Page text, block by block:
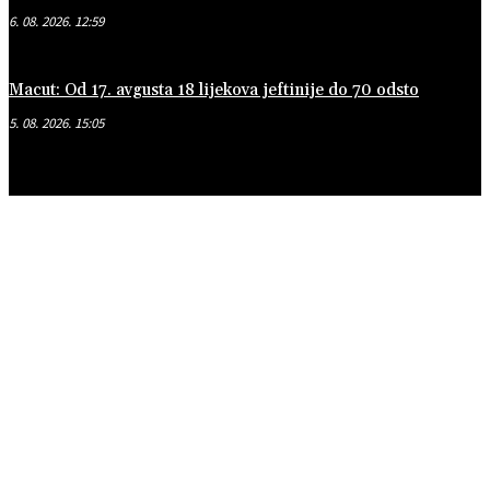
6. 08. 2026. 12:59
Macut: Od 17. avgusta 18 lijekova jeftinije do 70 odsto
5. 08. 2026. 15:05